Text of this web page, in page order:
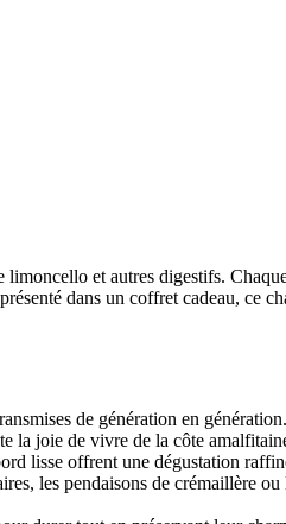
et autres digestifs.
dans un coffret cadeau, ce
de génération en génération.
la joie de vivre de la côte
lisse offrent une dégustation
les pendaisons de crémaillère ou